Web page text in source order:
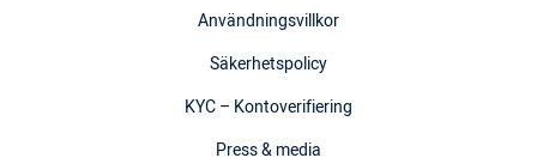
Användningsvillkor
Säkerhetspolicy
KYC – Kontoverifiering
Press & media